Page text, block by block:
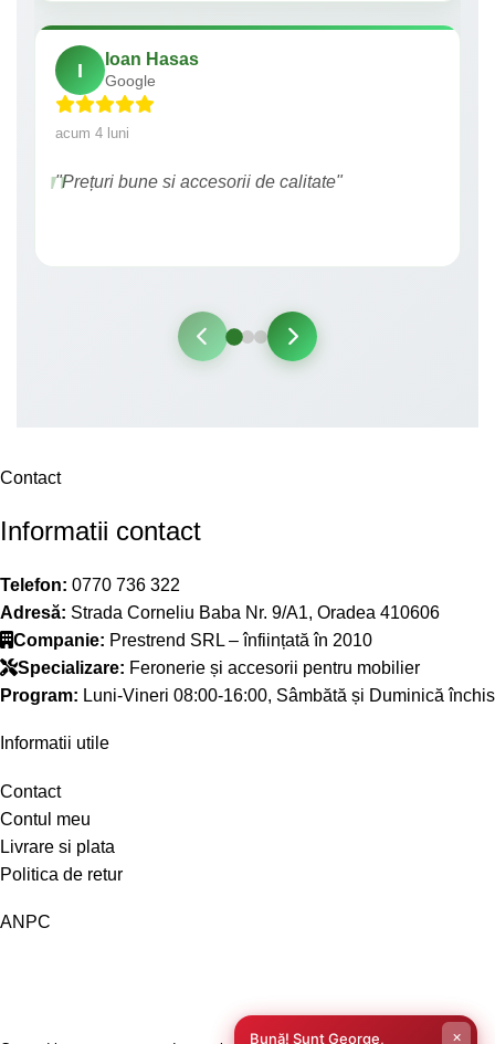
I
Ioan Hasas
Google
acum 4 luni
"Prețuri bune si accesorii de calitate"
Contact
Informatii contact
Telefon: 0770 736 322
Adresă: Strada Corneliu Baba Nr. 9/A1, Oradea 410606
Companie: Prestrend SRL – înființată în 2010
Specializare: Feronerie și accesorii pentru mobilier
Program: Luni-Vineri 08:00-16:00, Sâmbătă și Duminică închis
Informatii utile
Contact
Contul meu
Livrare si plata
Politica de retur
ANPC
Bună! Sunt George, ×